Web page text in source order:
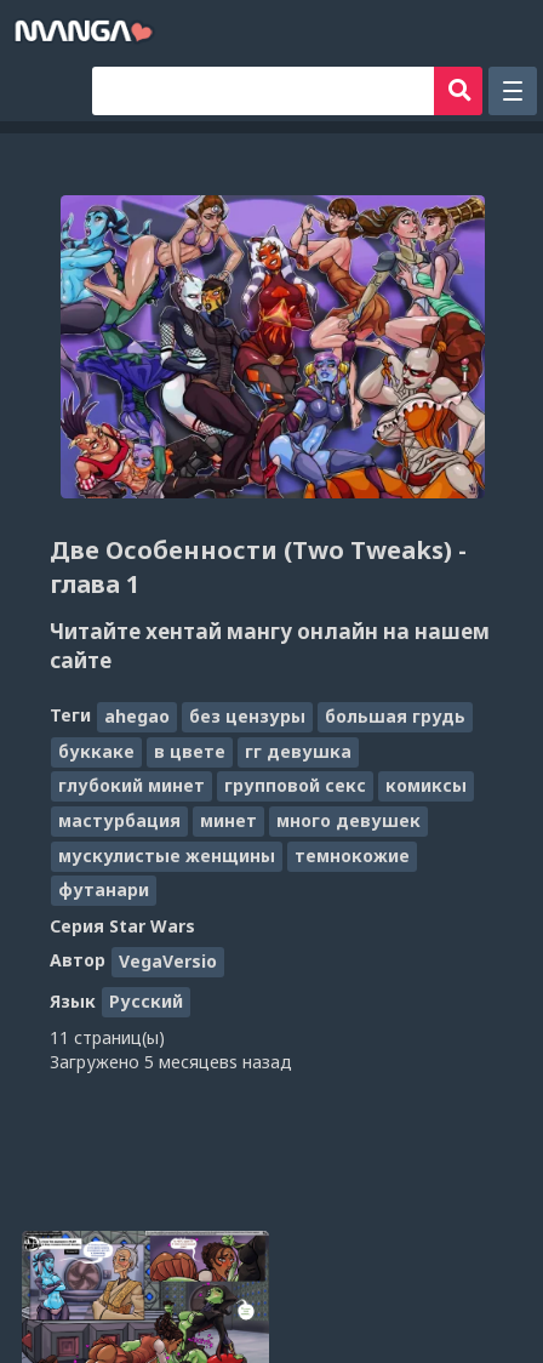
Авторы
Аниме хентай
Сборники манги
Sign in
Register
Две Особенности (Two Tweaks) -
глава 1
Читайте хентай мангу онлайн на нашем
сайте
Теги ahegao без цензуры
большая грудь
буккаке
в цвете
гг девушка
глубокий минет
групповой секс
комиксы
мастурбация
минет
много девушек
мускулистые женщины
темнокожие
футанари
Серия Star Wars
Автор
VegaVersio
Язык
Русский
11 страниц(ы)
Загружено 5 месяцевs назад